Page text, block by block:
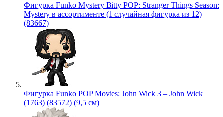
Фигурка Funko Mystery Bitty POP: Stranger Things Season:
Mystery в ассортименте (1 случайная фигурка из 12)
(83667)
Фигурка Funko POP Movies: John Wick 3 – John Wick
(1763) (83572) (9,5 см)